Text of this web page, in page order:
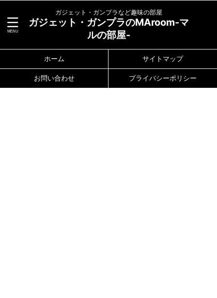
ガジェット・ガンプラなど趣味の部屋
ガジェット・ガンプラのMAroom-マ
ルの部屋-
ホーム サイトマップ
お問い合わせ プライバシーポリシー